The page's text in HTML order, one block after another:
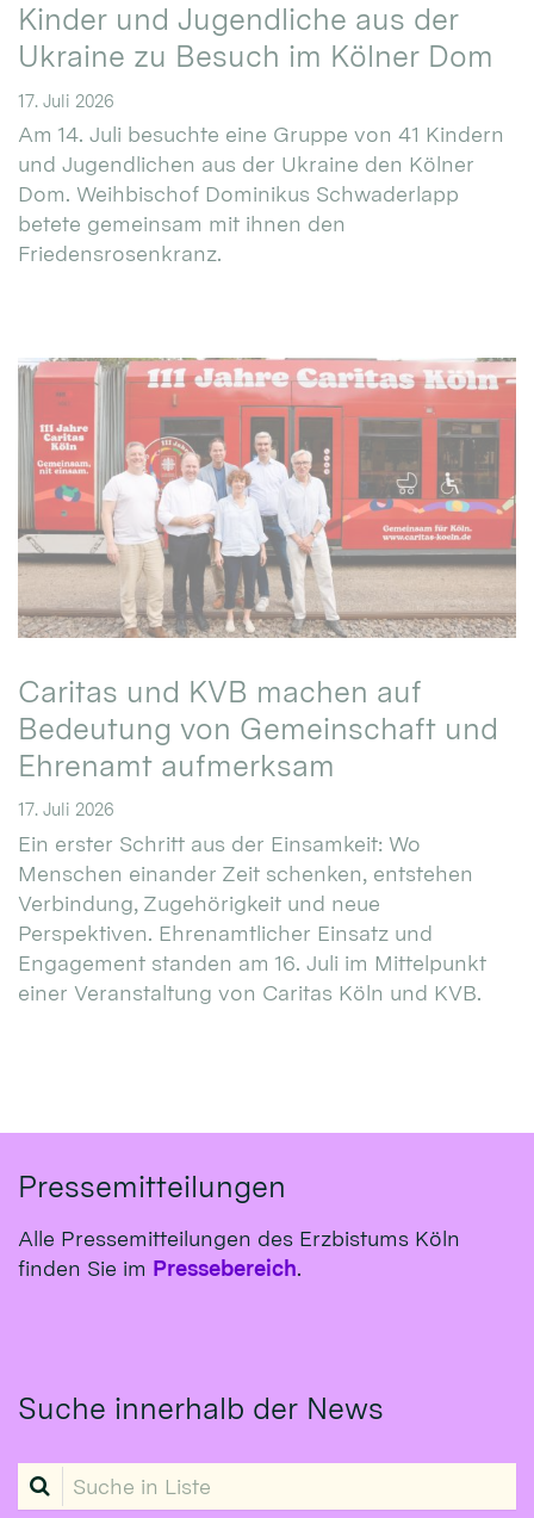
Kinder und Jugendliche aus der
Ukraine zu Besuch im Kölner Dom
17. Juli 2026
Am 14. Juli besuchte eine Gruppe von 41 Kindern
und Jugendlichen aus der Ukraine den Kölner
Dom. Weihbischof Dominikus Schwaderlapp
betete gemeinsam mit ihnen den
Friedensrosenkranz.
Caritas und KVB machen auf
Bedeutung von Gemeinschaft und
Ehrenamt aufmerksam
17. Juli 2026
Ein erster Schritt aus der Einsamkeit: Wo
Menschen einander Zeit schenken, entstehen
Verbindung, Zugehörigkeit und neue
Perspektiven. Ehrenamtlicher Einsatz und
Engagement standen am 16. Juli im Mittelpunkt
einer Veranstaltung von Caritas Köln und KVB.
Pressemitteilungen
Alle Pressemitteilungen des Erzbistums Köln
finden Sie im Pressebereich.
Suche innerhalb der News
Suche in Liste